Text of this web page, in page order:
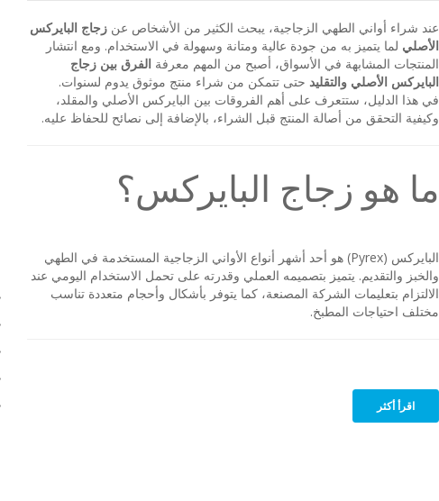
عند شراء أواني الطهي الزجاجية، يبحث الكثير من الأشخاص عن زجاج البايركس
الأصلي لما يتميز به من جودة عالية ومتانة وسهولة في الاستخدام. ومع انتشار
المنتجات المشابهة في الأسواق، أصبح من المهم معرفة الفرق بين زجاج
البايركس الأصلي والتقليد حتى تتمكن من شراء منتج موثوق يدوم لسنوات.
في هذا الدليل، ستتعرف على أهم الفروقات بين البايركس الأصلي والمقلد،
وكيفية التحقق من أصالة المنتج قبل الشراء، بالإضافة إلى نصائح للحفاظ عليه.
ما هو زجاج البايركس؟
البايركس (Pyrex) هو أحد أشهر أنواع الأواني الزجاجية المستخدمة في الطهي
والخبز والتقديم. يتميز بتصميمه العملي وقدرته على تحمل الاستخدام اليومي عند
الالتزام بتعليمات الشركة المصنعة، كما يتوفر بأشكال وأحجام متعددة تناسب
مختلف احتياجات المطبخ.
اقرأ أكثر